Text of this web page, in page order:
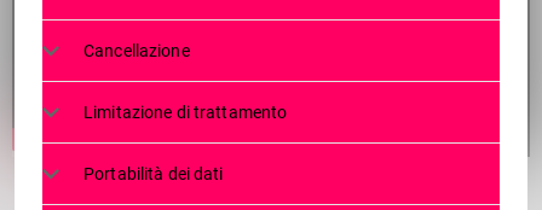
Cancellazione
Limitazione di trattamento
Portabilità dei dati